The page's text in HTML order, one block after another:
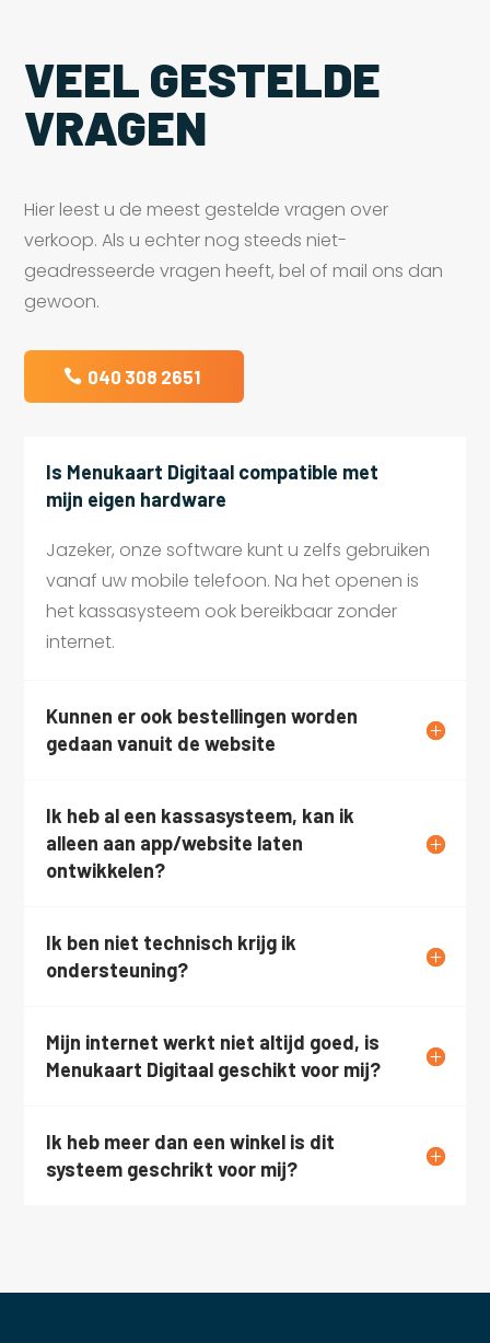
VEEL GESTELDE
VRAGEN
Hier leest u de meest gestelde vragen over
verkoop. Als u echter nog steeds niet-
geadresseerde vragen heeft, bel of mail ons dan
gewoon.
040 308 2651
Is Menukaart Digitaal compatible met
mijn eigen hardware
Jazeker, onze software kunt u zelfs gebruiken
vanaf uw mobile telefoon. Na het openen is
het kassasysteem ook bereikbaar zonder
internet.
Kunnen er ook bestellingen worden
gedaan vanuit de website
Ik heb al een kassasysteem, kan ik
alleen aan app/website laten
ontwikkelen?
Ik ben niet technisch krijg ik
ondersteuning?
Mijn internet werkt niet altijd goed, is
Menukaart Digitaal geschikt voor mij?
Ik heb meer dan een winkel is dit
systeem geschrikt voor mij?